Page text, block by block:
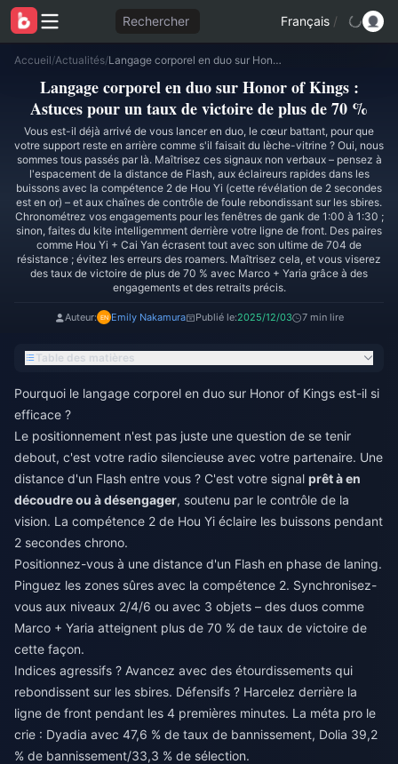
Rechercher Français /
Accueil/Actualités/ Langage corporel en duo sur Honor of Kings : Astuces pour un taux de victoire de plus de 70 %
Langage corporel en duo sur Honor of Kings :
Astuces pour un taux de victoire de plus de 70 %
Vous est-il déjà arrivé de vous lancer en duo, le cœur battant, pour que
votre support reste en arrière comme s'il faisait du lèche-vitrine ? Oui, nous
sommes tous passés par là. Maîtrisez ces signaux non verbaux – pensez à
l'espacement de la distance de Flash, aux éclaireurs rapides dans les
buissons avec la compétence 2 de Hou Yi (cette révélation de 2 secondes
est en or) – et aux chaînes de contrôle de foule rebondissant sur les sbires.
Chronométrez vos engagements pour les fenêtres de gank de 1:00 à 1:30 ;
sinon, faites du kite intelligemment derrière votre ligne de front. Des paires
comme Hou Yi + Cai Yan écrasent tout avec son ultime de 704 de
résistance ; évitez les erreurs des roamers. Maîtrisez cela, et vous viserez
des taux de victoire de plus de 70 % avec Marco + Yaria grâce à des
engagements et des retraits précis.
Auteur: Emily Nakamura Publié le:2025/12/03 7 min lire
Table des matières
Pourquoi le langage corporel en duo sur Honor of Kings est-il si
efficace ?
Le positionnement n'est pas juste une question de se tenir
debout, c'est votre radio silencieuse avec votre partenaire. Une
distance d'un Flash entre vous ? C'est votre signal prêt à en
découdre ou à désengager, soutenu par le contrôle de la
vision. La compétence 2 de Hou Yi éclaire les buissons pendant
2 secondes chrono.
Positionnez-vous à une distance d'un Flash en phase de laning.
Pinguez les zones sûres avec la compétence 2. Synchronisez-
vous aux niveaux 2/4/6 ou avec 3 objets – des duos comme
Marco + Yaria atteignent plus de 70 % de taux de victoire de
cette façon.
Indices agressifs ? Avancez avec des étourdissements qui
rebondissent sur les sbires. Défensifs ? Harcelez derrière la
ligne de front pendant les 4 premières minutes. La méta pro le
crie : Dyadia avec 47,6 % de taux de bannissement, Dolia 39,2
% de bannissement/33,3 % de sélection.